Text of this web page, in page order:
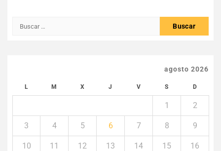
Buscar:
agosto 2026
L M X J V S D
1 2
3 4 5 6 7 8 9
10 11 12 13 14 15 16